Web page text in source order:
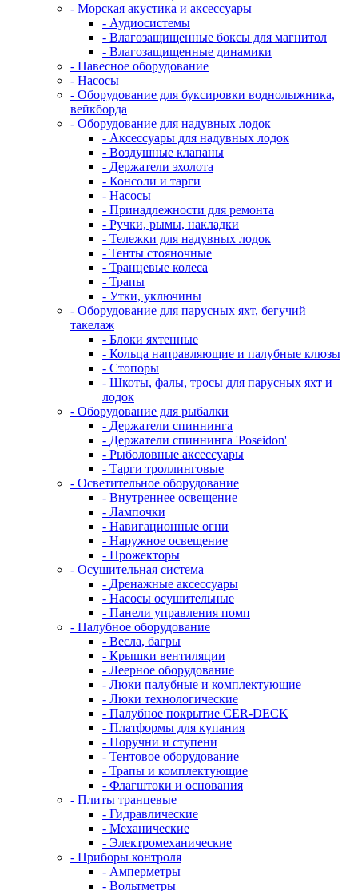
- Морская акустика и аксессуары
- Аудиосистемы
- Влагозащищенные боксы для магнитол
- Влагозащищенные динамики
- Навесное оборудование
- Насосы
- Оборудование для буксировки воднолыжника,
вейкборда
- Оборудование для надувных лодок
- Аксессуары для надувных лодок
- Воздушные клапаны
- Держатели эхолота
- Консоли и тарги
- Насосы
- Принадлежности для ремонта
- Ручки, рымы, накладки
- Тележки для надувных лодок
- Тенты стояночные
- Транцевые колеса
- Трапы
- Утки, уключины
- Оборудование для парусных яхт, бегучий
такелаж
- Блоки яхтенные
- Кольца направляющие и палубные клюзы
- Стопоры
- Шкоты, фалы, тросы для парусных яхт и
лодок
- Оборудование для рыбалки
- Держатели спиннинга
- Держатели спиннинга 'Poseidon'
- Рыболовные аксессуары
- Тарги троллинговые
- Осветительное оборудование
- Внутреннее освещение
- Лампочки
- Навигационные огни
- Наружное освещение
- Прожекторы
- Осушительная система
- Дренажные аксессуары
- Насосы осушительные
- Панели управления помп
- Палубное оборудование
- Весла, багры
- Крышки вентиляции
- Леерное оборудование
- Люки палубные и комплектующие
- Люки технологические
- Палубное покрытие CER-DECK
- Платформы для купания
- Поручни и ступени
- Тентовое оборудование
- Трапы и комплектующие
- Флагштоки и основания
- Плиты транцевые
- Гидравлические
- Механические
- Электромеханические
- Приборы контроля
- Амперметры
- Вольтметры